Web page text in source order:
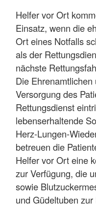
Helfer vor Ort
Einsatz, wenn die
Ort eines Notfalls
als der
nächste
Die
Versorgung des
Rettungsdienst
lebenserhaltende
Herz-Lungen-
betreuen die
Helfer vor Ort eine
zur Verfügung, die
sowie
und Güdeltuben